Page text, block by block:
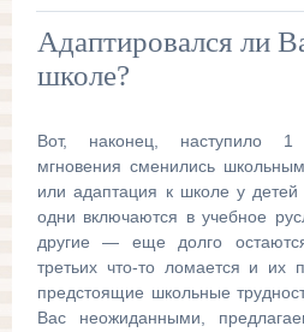
Адаптировался ли
школе?
Вот, наконец, наступило 1
мгновения сменились
или адаптация к школе у детей
одни включаются в учебное
другие — еще долго
третьих что-то ломается и их
предстоящие школьные
Вас неожиданными,